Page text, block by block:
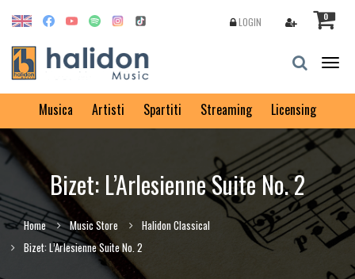
0
LOGIN
Musica Artisti Spartiti Streaming Licensing
Bizet: L’Arlesienne Suite No. 2
Home Music Store
Halidon Classical
Bizet: L’Arlesienne Suite No. 2